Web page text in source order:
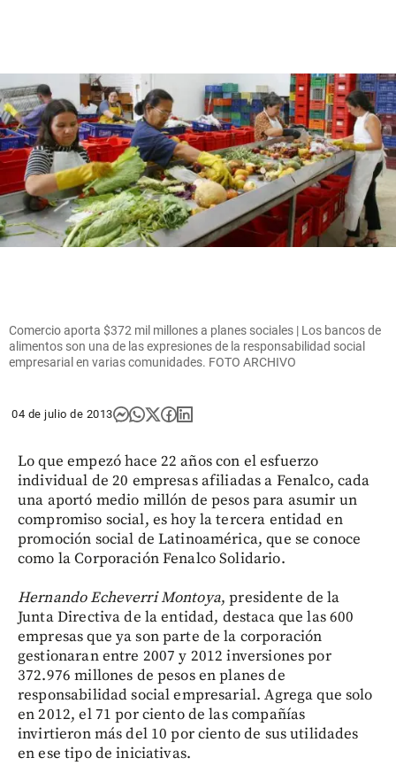
Comercio aporta $372 mil millones a planes sociales | Los bancos de
alimentos son una de las expresiones de la responsabilidad social
empresarial en varias comunidades. FOTO ARCHIVO
04 de julio de 2013
Lo que empezó hace 22 años con el esfuerzo
individual de 20 empresas afiliadas a Fenalco, cada
una aportó medio millón de pesos para asumir un
compromiso social, es hoy la tercera entidad en
promoción social de Latinoamérica, que se conoce
como la Corporación Fenalco Solidario.
Hernando Echeverri Montoya, presidente de la
Junta Directiva de la entidad, destaca que las 600
empresas que ya son parte de la corporación
gestionaran entre 2007 y 2012 inversiones por
372.976 millones de pesos en planes de
responsabilidad social empresarial. Agrega que solo
en 2012, el 71 por ciento de las compañías
invirtieron más del 10 por ciento de sus utilidades
en ese tipo de iniciativas.